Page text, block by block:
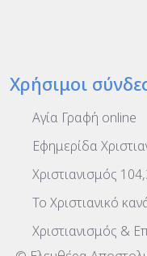
Χρήσιμοι
Αγία Γραφή online
Εφημερίδα
Χριστιανισμός
To Χριστιανικό
Χριστιανισμός &